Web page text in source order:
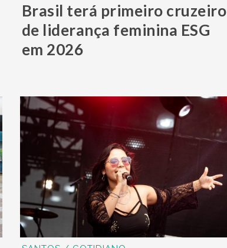
Brasil terá primeiro cruzeiro
de liderança feminina ESG
em 2026